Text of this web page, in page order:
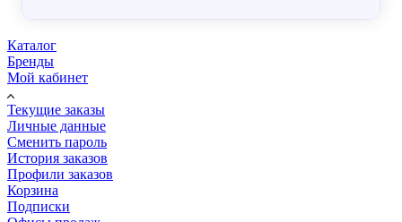
Каталог
Бренды
Мой кабинет
Текущие заказы
Личные данные
Сменить пароль
История заказов
Профили заказов
Корзина
Подписки